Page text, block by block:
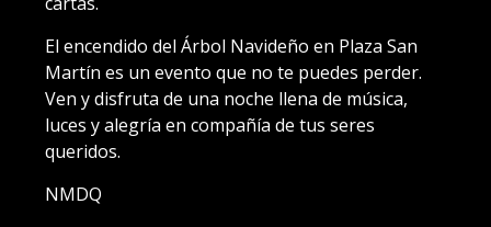
El encendido del Árbol Navideño en Plaza San
Martín es un evento que no te puedes perder.
Ven y disfruta de una noche llena de música,
luces y alegría en compañía de tus seres
queridos.
NMDQ